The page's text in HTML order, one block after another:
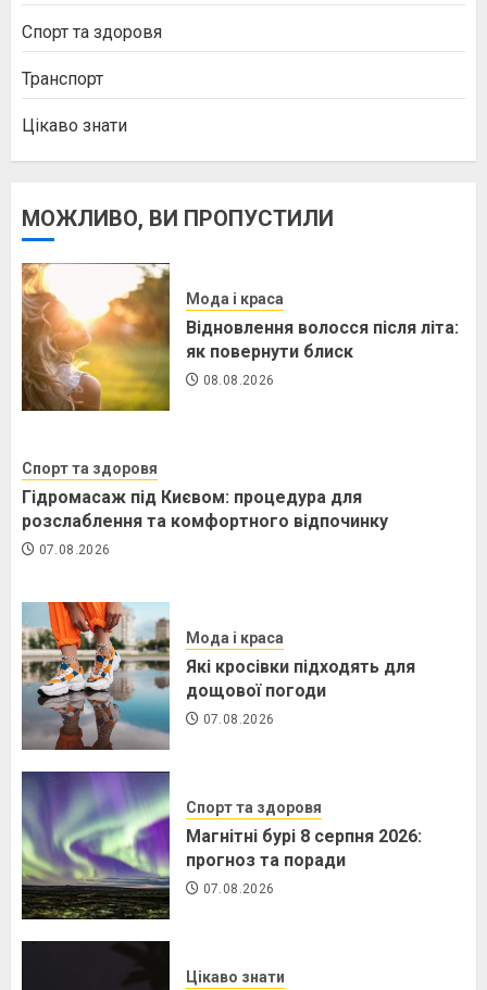
Спорт та здоровя
Транспорт
Цікаво знати
МОЖЛИВО, ВИ ПРОПУСТИЛИ
Мода і краса
Відновлення волосся після літа:
як повернути блиск
08.08.2026
Спорт та здоровя
Гідромасаж під Києвом: процедура для
розслаблення та комфортного відпочинку
07.08.2026
Мода і краса
Які кросівки підходять для
дощової погоди
07.08.2026
Спорт та здоровя
Магнітні бурі 8 серпня 2026:
прогноз та поради
07.08.2026
Цікаво знати